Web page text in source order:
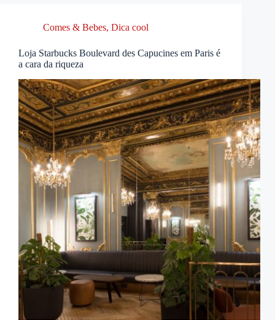
Comes & Bebes, Dica cool
Loja Starbucks Boulevard des Capucines em Paris é
a cara da riqueza